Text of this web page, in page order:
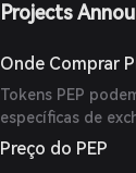
Projects
Onde Comprar
Tokens PEP
específicas de
Preço do PEP